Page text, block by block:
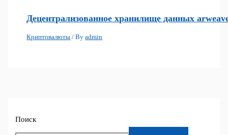
Децентрализованное хранилище данных
Криптовалюты / Byadmin
Поиск